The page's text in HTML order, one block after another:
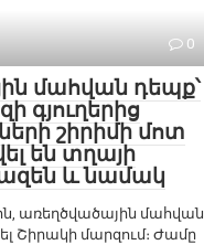
0
մահվան դեպք՝
գյուղերից
շիրիմի մոտ
են տղայի
և նամակ
առեղծվածային մահվան
Շիրակի մարզում։ Ժամը